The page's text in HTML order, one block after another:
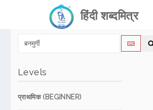
हिंदी शब्दमित्र
Levels
प्राथमिक (BEGINNER)